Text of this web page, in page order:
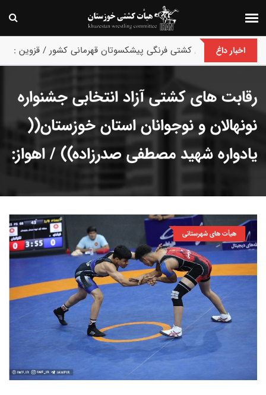
اخبار داغ
پایان رقابت های کشتی فرنگی پیشکسوتان قهرمانی کشور / قزوین :
رقابت های کشتی آزاد انتخابی جشنواره
نونهالان و نوجوانان استان خوزستان((
یادواره شهید مصطفی صدرزاده)) / اهواز:
هیأت های شهرستانی